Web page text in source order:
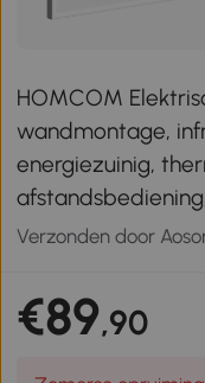
HOMCOM
wandmontage,
energiezuinig,
Verzonden door
€89,90